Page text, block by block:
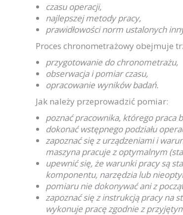
czasu operacji,
najlepszej metody pracy,
prawidłowości norm ustalonych
Proces chronometrażowy obejmuje
przygotowanie do chronometrażu,
obserwacja i pomiar czasu,
opracowanie wyników badań.
Jak należy przeprowadzić pomiar:
poznać pracownika, którego praca
dokonać wstępnego podziału
zapoznać się z urządzeniami i
maszyna pracuje z optymalnym
upewnić się, że warunki pracy są
komponentu, narzędzia lub
pomiaru nie dokonywać ani z
zapoznać się z instrukcją pracy na
wykonuje pracę zgodnie z